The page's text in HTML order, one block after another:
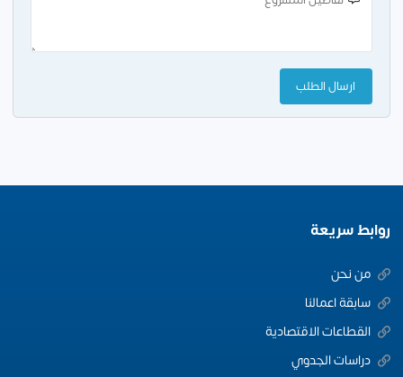
روابط سريعة
من نحن
سابقة اعمالنا
القطاعات الاقتصادية
دراسات الجدوي